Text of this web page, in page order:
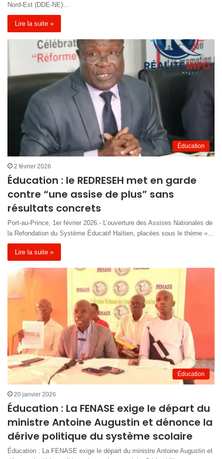
Nord-Est (DDE-NE)…
Lire la suite »
Éducation
2 février 2026
Éducation : le REDRESEH met en garde
contre “une assise de plus” sans
résultats concrets
Port-au-Prince, 1er février 2026.- L’ouverture des Assises Nationales de
la Refondation du Système Éducatif Haïtien, placées sous le thème «…
Lire la suite »
Éducation
20 janvier 2026
Éducation : La FENASE exige le départ du
ministre Antoine Augustin et dénonce la
dérive politique du système scolaire
Éducation : La FENASE exige le départ du ministre Antoine Augustin et